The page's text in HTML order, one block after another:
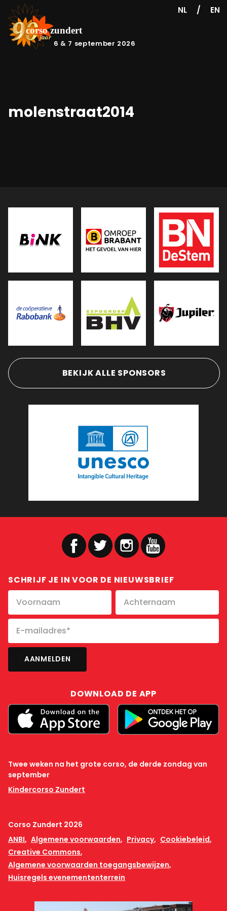
6 & 7 september 2026
NL / EN
molenstraat2014
BEKIJK ALLE SPONSORS
SCHRIJF JE IN VOOR DE NIEUWSBRIEF
DOWNLOAD DE APP
Twee weken na het grote corso, de derde zondag van
september
Kindercorso Zundert
Corso Zundert 2026
ANBI
Algemene voorwaarden Privacy
Cookiebeleid
Creative Commons
Algemene voorwaarden toegangsbewijzen
Huisregels evenemententerrein